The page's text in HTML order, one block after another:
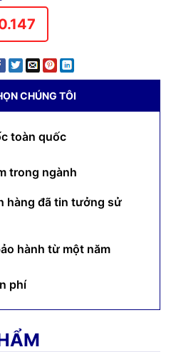
CHÚNG TÔI
toàn quốc
trong ngành
hàng đã tin tưởng sử
hành từ một năm
phí